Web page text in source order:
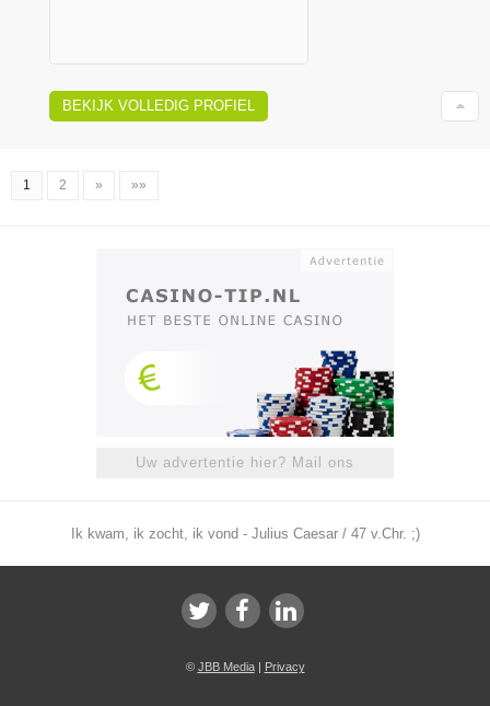
BEKIJK VOLLEDIG PROFIEL
1 2 » »»
Uw advertentie hier? Mail ons
Ik kwam, ik zocht, ik vond - Julius Caesar / 47 v.Chr. ;)
© JBB Media| Privacy